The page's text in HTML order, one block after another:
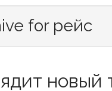
for рейс
новый